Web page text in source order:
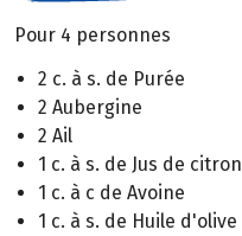
Pour 4 personnes
2 c. à s. de Purée
2 Aubergine
2 Ail
1 c. à s. de Jus de citron
1 c. à c de Avoine
1 c. à s. de Huile d'olive